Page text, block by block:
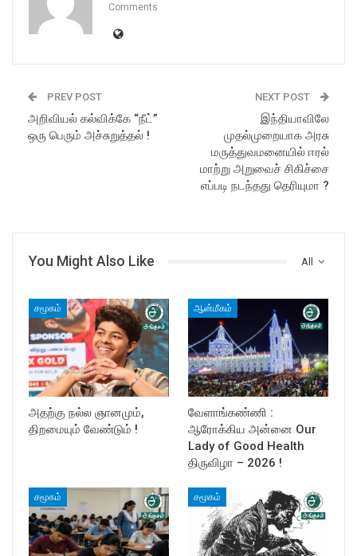
Comments
PREV POST
அறிவியல் கல்விக்கே “நீட்”
ஒரு பெரும் அச்சுறுத்தல் !
NEXT POST
இந்தியாவிலே
முதல்முறையாக அரசு
மருத்துவமனையில் ஈரல்
மாற்று அறுவைச் சிகிச்சை
எப்படி நடந்தது தெரியுமா ?
All
You Might Also Like
சமூகம்
அதற்கு நல்ல ஞானமும்,
திறமையும் வேண்டும் !
ஆன்மீகம்
வேளாங்கண்ணி :
ஆரோக்கிய அன்னை Our
Lady of Good Health
திருவிழா – 2026 !
சமூகம் சமூகம்